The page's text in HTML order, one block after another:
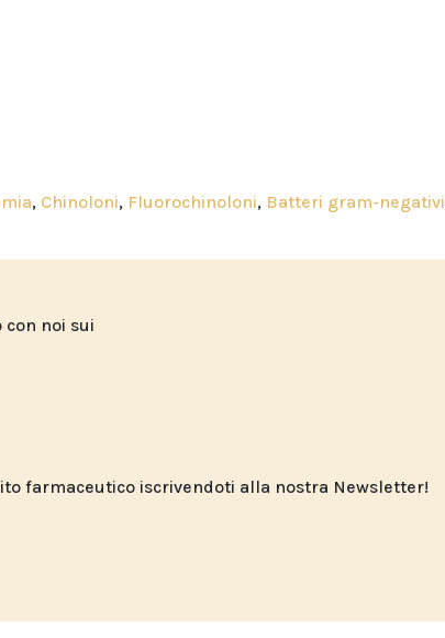
, Chinoloni, Fluorochinoloni, Batteri gram-negativi
noi sui
farmaceutico iscrivendoti alla nostra Newsletter!